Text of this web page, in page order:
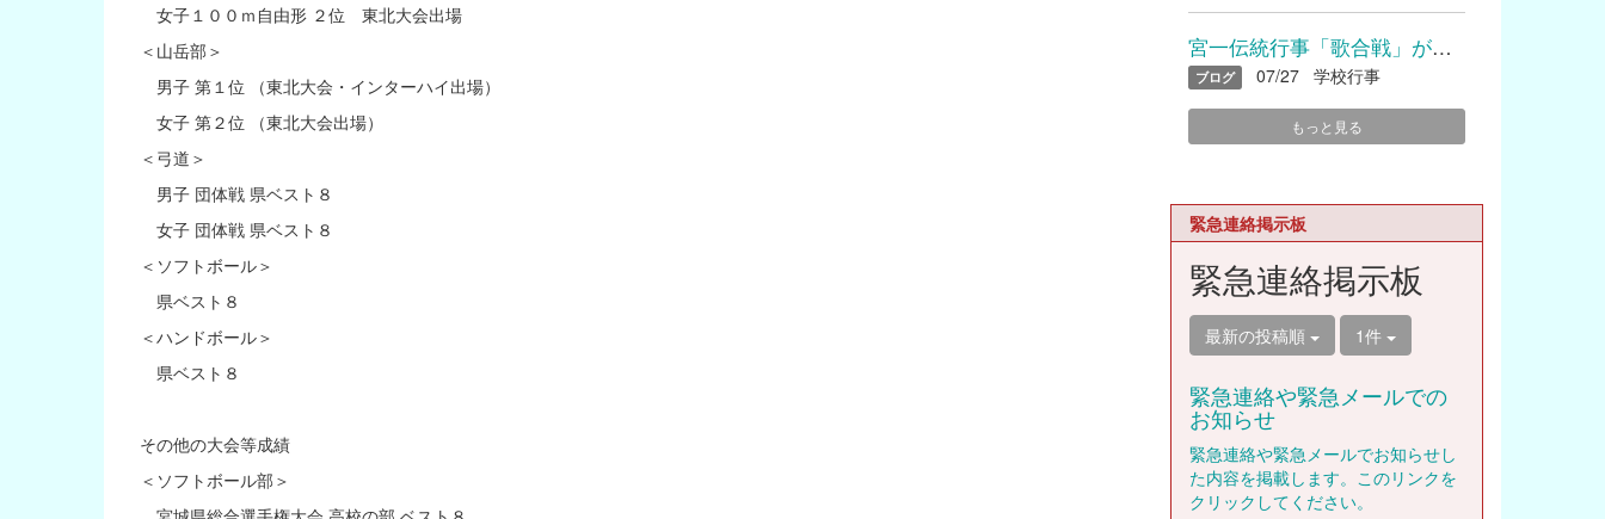
女子１００ｍ自由形 ２位 東北大会出場
＜山岳部＞
男子 第１位 （東北大会・インターハイ出場）
女子 第２位 （東北大会出場）
＜弓道＞
男子 団体戦 県ベスト８
女子 団体戦 県ベスト８
＜ソフトボール＞
県ベスト８
＜ハンドボール＞
県ベスト８
その他の大会等成績
＜ソフトボール部＞
宮一伝統行事「歌合戦」が開催されました
ブログ 07/27 学校行事
もっと見る
緊急連絡掲示板
緊急連絡掲示板
最新の投稿順 1件
緊急連絡や緊急メールでの
お知らせ
緊急連絡や緊急メールでお知らせし
た内容を掲載します。このリンクを
クリックしてください。